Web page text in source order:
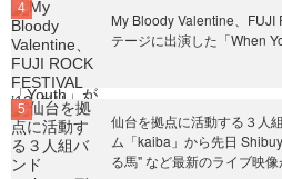
My Bloody Valentine、FUJI
テージに出演した「When
仙台を拠点に活動する３人
ム「kaiba」から先日
る馬" など最新のライブ映像